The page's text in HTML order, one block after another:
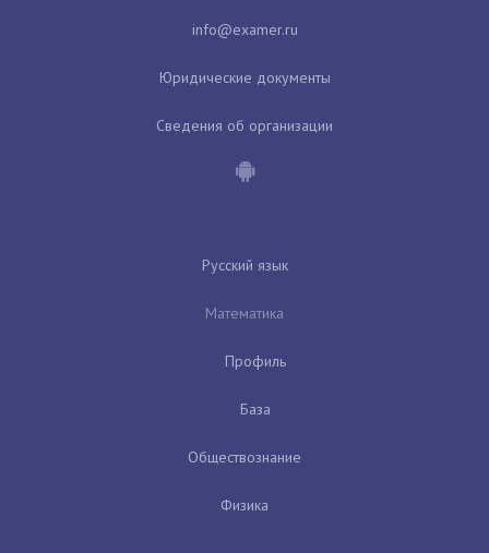
Юридические документы
Сведения об организации
Русский язык
Математика
Профиль
База
Обществознание
Физика